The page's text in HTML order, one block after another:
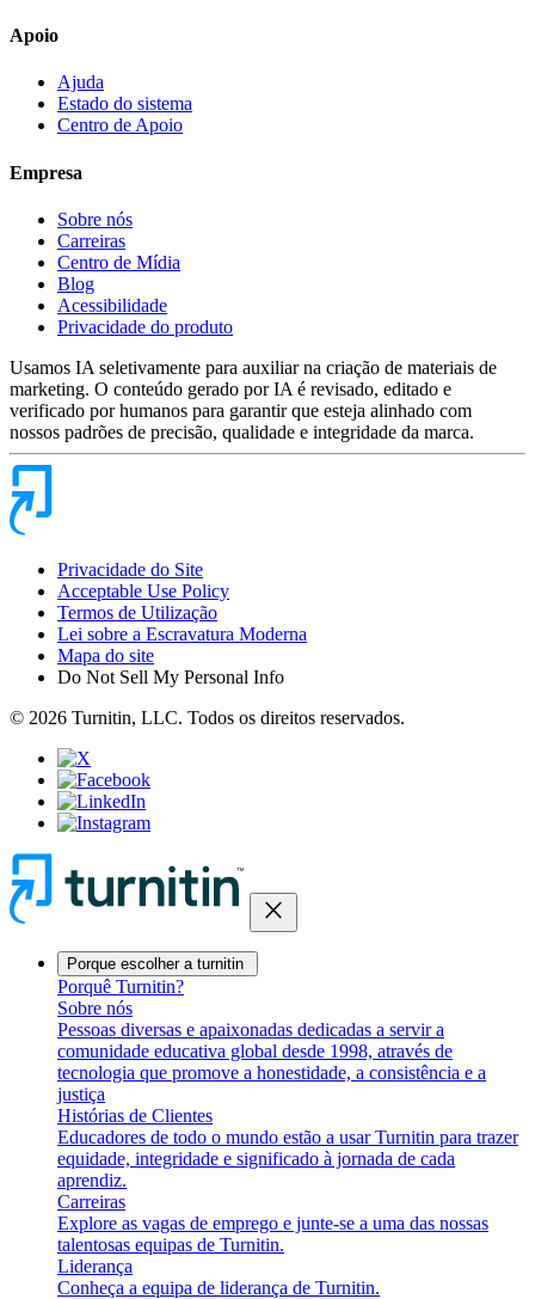
Apoio
Ajuda
Estado do sistema
Centro de Apoio
Empresa
Sobre nós
Carreiras
Centro de Mídia
Blog
Acessibilidade
Privacidade do produto
Usamos IA seletivamente para auxiliar na criação de materiais de
marketing. O conteúdo gerado por IA é revisado, editado e
verificado por humanos para garantir que esteja alinhado com
nossos padrões de precisão, qualidade e integridade da marca.
Privacidade do Site
Acceptable Use Policy
Termos de Utilização
Lei sobre a Escravatura Moderna
Mapa do site
Do Not Sell My Personal Info
© 2026 Turnitin, LLC. Todos os direitos reservados.
close
Porque escolher a turnitin
Porquê Turnitin?
Sobre nós
Pessoas diversas e apaixonadas dedicadas a servir a
comunidade educativa global desde 1998, através de
tecnologia que promove a honestidade, a consistência e a
justiça
Histórias de Clientes
Educadores de todo o mundo estão a usar Turnitin para trazer
equidade, integridade e significado à jornada de cada
aprendiz.
Carreiras
Explore as vagas de emprego e junte-se a uma das nossas
talentosas equipas de Turnitin.
Liderança
Conheça a equipa de liderança de Turnitin.